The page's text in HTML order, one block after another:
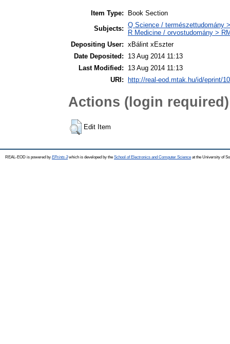
Item Type:
Book Section
Subjects: Q Science / természettudomány
R Medicine / orvostudomány >
Depositing User: xBálint xEszter
Date Deposited:
13 Aug 2014 11:13
Last Modified:
13 Aug 2014 11:13
URI: http://real-eod.mtak.hu/id/eprint/
Actions (login required)
Edit Item
REAL-EOD is powered by EPrints 3which is developed by the School of Electronics and Computer Science at the University of